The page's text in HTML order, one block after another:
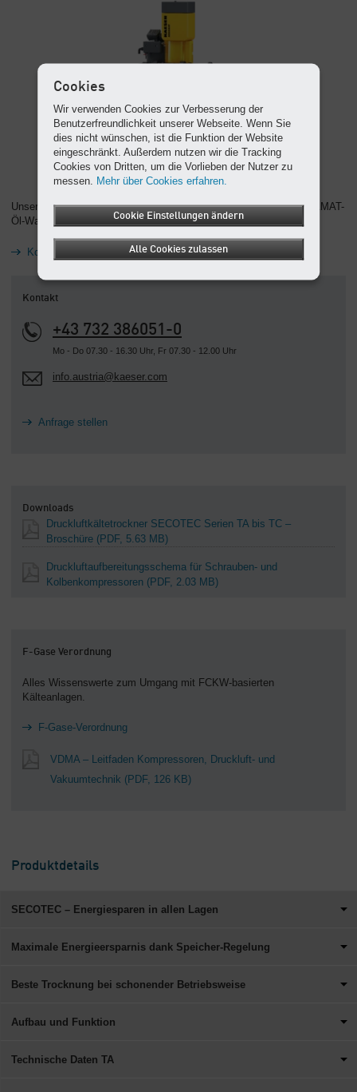
Unser Tipp: Kondensat vor Einleitung in die Kanalisation mit AQUAMAT-
Öl-Wasser-Trennern rechtskonform und preiswert aufbereiten.
Kondensataufbereitung
Kontakt
+43 732 386051-0
Mo - Do 07.30 - 16.30 Uhr, Fr 07.30 - 12.00 Uhr
info.austria@kaeser.com
Anfrage stellen
Downloads
Druckluftkältetrockner SECOTEC Serien TA bis TC –
Broschüre (PDF, 5.63 MB)
Druckluftaufbereitungsschema für Schrauben- und
Kolbenkompressoren (PDF, 2.03 MB)
F-Gase Verordnung
Alles Wissenswerte zum Umgang mit FCKW-basierten
Kälteanlagen.
F-Gase-Verordnung
VDMA – Leitfaden Kompressoren, Druckluft- und
Vakuumtechnik (PDF, 126 KB)
Produktdetails
SECOTEC – Energiesparen in allen Lagen
Maximale Energieersparnis dank Speicher-Regelung
Beste Trocknung bei schonender Betriebsweise
Aufbau und Funktion
Technische Daten TA
Cookies
Wir verwenden Cookies zur Verbesserung der
Benutzerfreundlichkeit unserer Webseite. Wenn Sie
dies nicht wünschen, ist die Funktion der Website
eingeschränkt. Außerdem nutzen wir die Tracking
Cookies von Dritten, um die Vorlieben der Nutzer zu
messen. Mehr über Cookies erfahren.
Cookie Einstellungen ändern
Alle Cookies zulassen